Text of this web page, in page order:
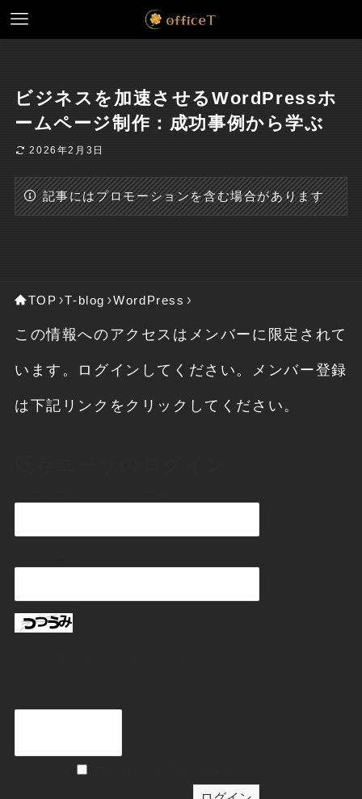
ビジネスを加速させるWordPressホ
ームページ制作：成功事例から学ぶ
2026年2月3日
記事にはプロモーションを含む場合があります
TOP T-blog WordPress
この情報へのアクセスはメンバーに限定されて
います。ログインしてください。メンバー登録
は下記リンクをクリックしてください。